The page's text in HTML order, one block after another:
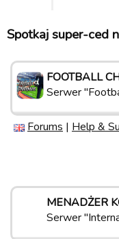
Spotkaj super-ced
FOOTBALL
Serwer
Forums | Help &
MENADŻER
Serwer